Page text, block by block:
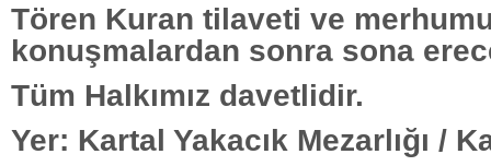
Tören Kuran tilaveti ve
konuşmalardan sonra sona
Tüm Halkımız davetlidir.
Yer: Kartal Yakacık Mezarlığı /